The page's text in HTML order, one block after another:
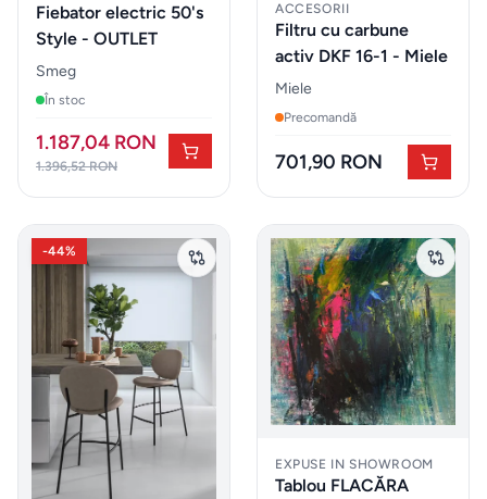
schimb
&
accesorii
Accesorii
mobilier
Expuse in
showroom
Iluminat
Fiebator electric 50's
Style - OUTLET
Smeg
În stoc
1.187,04 RON
1.396,52 RON
ACCESORII
Filtru cu carbune
activ DKF 16-1 - Miele
Miele
Precomandă
701,90 RON
-44%
EXPUSE IN SHOWROOM
Tablou FLACĂRA